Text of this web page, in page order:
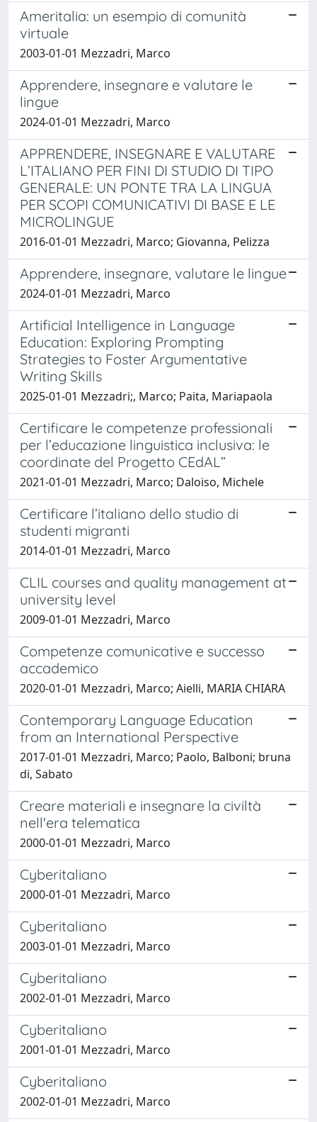
Ameritalia: un esempio di comunità
virtuale
2003-01-01 Mezzadri, Marco
Apprendere, insegnare e valutare le
lingue
2024-01-01 Mezzadri, Marco
APPRENDERE, INSEGNARE E VALUTARE
L’ITALIANO PER FINI DI STUDIO DI TIPO
GENERALE: UN PONTE TRA LA LINGUA
PER SCOPI COMUNICATIVI DI BASE E LE
MICROLINGUE
2016-01-01 Mezzadri, Marco; Giovanna, Pelizza
Apprendere, insegnare, valutare le lingue
2024-01-01 Mezzadri, Marco
Artificial Intelligence in Language
Education: Exploring Prompting
Strategies to Foster Argumentative
Writing Skills
2025-01-01 Mezzadri;, Marco; Paita, Mariapaola
Certificare le competenze professionali
per l’educazione linguistica inclusiva: le
coordinate del Progetto CEdAL”
2021-01-01 Mezzadri, Marco; Daloiso, Michele
Certificare l’italiano dello studio di
studenti migranti
2014-01-01 Mezzadri, Marco
CLIL courses and quality management at
university level
2009-01-01 Mezzadri, Marco
Competenze comunicative e successo
accademico
2020-01-01 Mezzadri, Marco; Aielli, MARIA CHIARA
Contemporary Language Education
from an International Perspective
2017-01-01 Mezzadri, Marco; Paolo, Balboni; bruna
di, Sabato
Creare materiali e insegnare la civiltà
nell'era telematica
2000-01-01 Mezzadri, Marco
Cyberitaliano
2000-01-01 Mezzadri, Marco
Cyberitaliano
2003-01-01 Mezzadri, Marco
Cyberitaliano
2002-01-01 Mezzadri, Marco
Cyberitaliano
2001-01-01 Mezzadri, Marco
Cyberitaliano
2002-01-01 Mezzadri, Marco